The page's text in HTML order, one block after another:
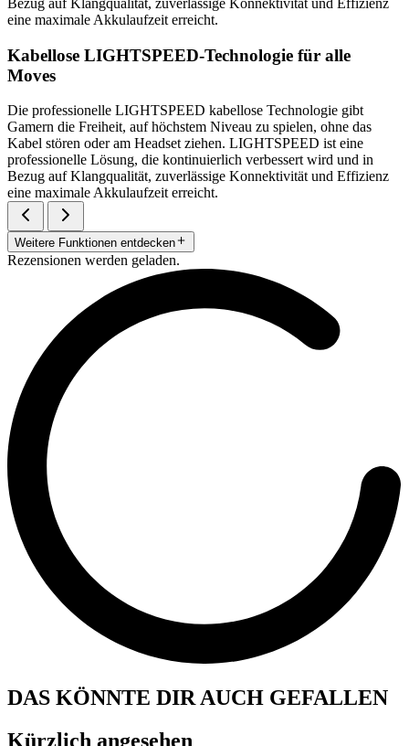
Bezug auf Klangqualität, zuverlässige Konnektivität und Effizienz
eine maximale Akkulaufzeit erreicht.
Kabellose LIGHTSPEED-Technologie für alle
Moves
Die professionelle LIGHTSPEED kabellose Technologie gibt
Gamern die Freiheit, auf höchstem Niveau zu spielen, ohne das
Kabel stören oder am Headset ziehen. LIGHTSPEED ist eine
professionelle Lösung, die kontinuierlich verbessert wird und in
Bezug auf Klangqualität, zuverlässige Konnektivität und Effizienz
eine maximale Akkulaufzeit erreicht.
Weitere Funktionen entdecken
Rezensionen werden geladen.
DAS KÖNNTE DIR AUCH GEFALLEN
Kürzlich angesehen